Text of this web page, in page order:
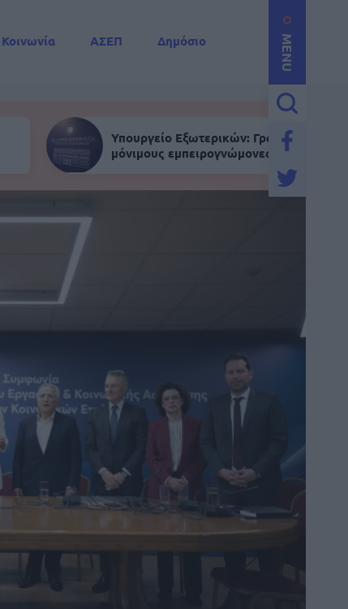
MENU
Κοινωνία ΑΣΕΠ
Δημόσιο
Υπουργείο Εξωτερικών: Γραπτός για
μόνιμους εμπειρογνώμονες